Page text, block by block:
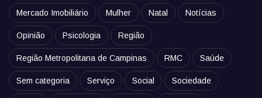
Mercado Imobiliário Mulher Natal Notícias
Opinião Psicologia Região
Região Metropolitana de Campinas RMC Saúde
Sem categoria Serviço Social Sociedade